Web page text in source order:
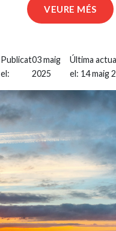
VEURE MÉS
Publicat
el:
03 maig
2025
Última
el: 14 maig